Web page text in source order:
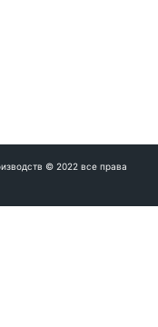
© 2022 все права